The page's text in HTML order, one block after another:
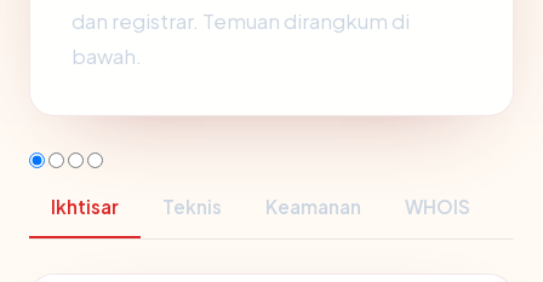
dan registrar. Temuan dirangkum di
bawah.
Ikhtisar Teknis Keamanan WHOIS